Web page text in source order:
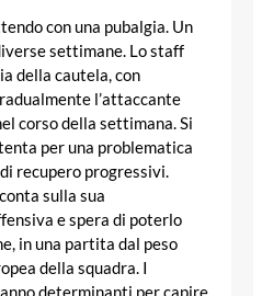
con una pubalgia. Un
settimane. Lo staff
della cautela, con
l’attaccante
corso della settimana. Si
per una problematica
recupero progressivi.
sulla sua
e spera di poterlo
in una partita dal peso
della squadra. I
determinanti per capire